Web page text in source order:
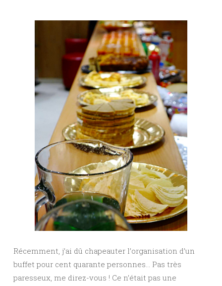
Récemment, j’ai dû chapeauter l’organisation d’un
buffet pour cent quarante personnes… Pas très
paresseux, me direz-vous ! Ce n’était pas une